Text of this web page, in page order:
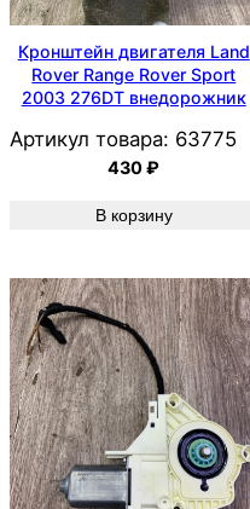
Кронштейн двигателя Land
Rover Range Rover Sport
2003 276DT внедорожник
Артикул товара: 63775
430₽
В корзину